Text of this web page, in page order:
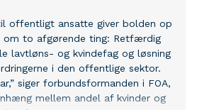
offentligt ansatte giver bolden op
to afgørende ting: Retfærdig
lavtløns- og kvindefag og løsning
i den offentlige sektor.
siger forbundsformanden i FOA,
mellem andel af kvinder og